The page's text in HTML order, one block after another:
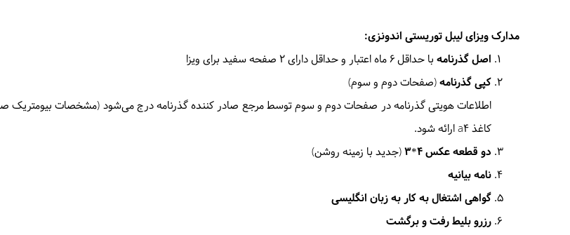
مدارک ویزای لیبل توریستی اندونزی:
اصل گذرنامه با حداقل 6 ماه اعتبار و حداقل دارای 2 صفحه سفید برای ویزا
کپی گذرنامه(صفحات دوم و سوم)
اطلاعات هویتی گذرنامه در صفحات دوم و سوم توسط مرجع صادر کننده گذرنامه درج می‌شود (مشخصات
کاغذ a4 ارائه شود.
دو قطعه عکس 4*3
(جدید با زمینه روشن)
نامه بیانیه
گواهی اشتغال به کار به زبان انگلیسی
رزرو بلیط رفت و برگشت